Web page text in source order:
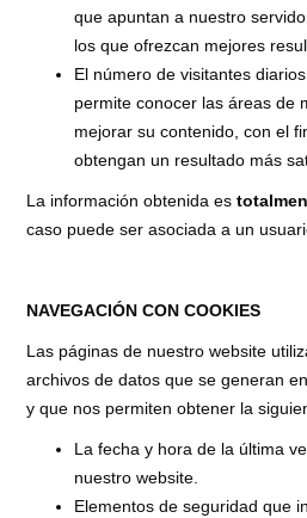
que apuntan a nuestro
los que ofrezcan mejores
El número de visitantes
permite conocer las áreas de
mejorar su contenido, con el
obtengan un resultado más
La información obtenida es
caso puede ser asociada a un
NAVEGACIÓN CON COOKIES
Las páginas de nuestro website
archivos de datos que se generan
y que nos permiten obtener la
La fecha y hora de la última
nuestro website.
Elementos de seguridad que